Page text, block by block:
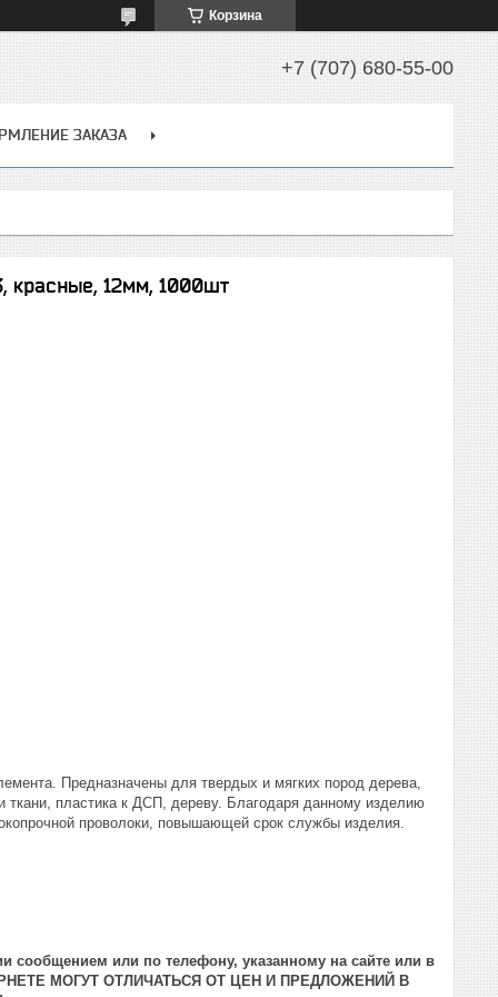
Корзина
+7 (707) 680-55-00
ЗАКАЗА
красные, 12мм, 1000шт
Предназначены для твердых и мягких пород дерева,
пластика к ДСП, дереву. Благодаря данному изделию
проволоки, повышающей срок службы изделия.
сообщением или по телефону, указанному на сайте или в
МОГУТ ОТЛИЧАТЬСЯ ОТ ЦЕН И ПРЕДЛОЖЕНИЙ В